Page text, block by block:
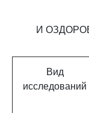
И
Вид
исследований